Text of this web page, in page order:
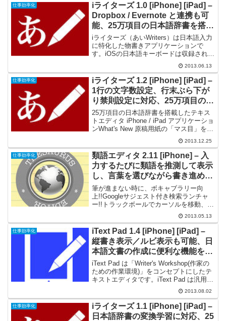
仕事効率化
iライターズ 1.0 [iPhone] [iPad] –
Dropbox / Evernote と連携も可
能、25万項目の日本語辞書を搭載
したテキストエディタ
iライターズ（あいWriters）は日本語入力
に特化した物書きアプリケーションで
す。iOSの日本語キーボードは収録されて
いる漢字の語数が少ないため、パソコン
に比べて日本語の文章を作成するときの
能率が劣ってしまいがちですが、iライタ
ーズ は日...
2013.06.13
仕事効率化
iライターズ 1.2 [iPhone] [iPad] –
1行の文字数設定、行末ぶら下が
り禁則設定に対応、25万項目の日
本語辞書を搭載したテキストエデ
ィタ
25万項目の日本語辞書を搭載したテキス
トエディタ iPhone / iPad アプリケーショ
ンWhat's New 原稿用紙の「マス目」を表
示することができるようになりました。
（環境設定 - 背景／けい線） １行の文字
数の設定ができるように...
2013.12.25
仕事効率化
類語エディタ 2.11 [iPhone] – 入
力するたびに類語を推測して表示
し、言葉を選びながら書き進めら
れるテキストエディタ
筆が進まない時に、ボキャブラリー向
上!!Googleサジェスト付き検索ランチャ
ー!!トラックボールでカーソルを移動、片
手で操作!!類語辞書とブラウザを内蔵した
エディタですエディタに入力するたびに
類語を推測表示します『類語エディタ』
は、類語辞...
2013.05.13
仕事効率化
iText Pad 1.4 [iPhone] [iPad] –
縦書き表示／ルビ表示も可能、日
本語文書の作成に便利な機能を備
えたテキストエディタ
iText Pad は「Writer's Workshop(作家の
ための作業環境)」をコンセプトにしたテ
キストエディタです。iText Pad は汎用テ
キストエディタの主要な機能を搭載、日
本語文書作成ツールとして、縦書き表示
や「青空文庫」形...
2013.08.02
仕事効率化
iライターズ 1.1 [iPhone] [iPad] –
日本語辞書の変換学習に対応、25